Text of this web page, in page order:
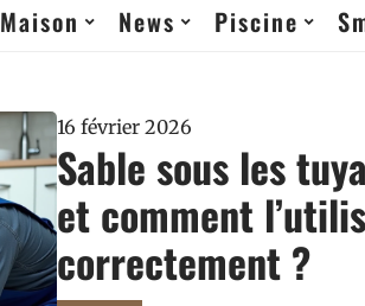
Maison News Piscine
16 février 2026
Sable sous les
et comment
correctement ?